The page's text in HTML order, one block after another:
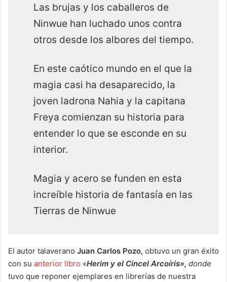
Las brujas y los caballeros de
Ninwue han luchado unos contra
otros desde los albores del tiempo.
En este caótico mundo en el que la
magia casi ha desaparecido, la
joven ladrona Nahia y la capitana
Freya comienzan su historia para
entender lo que se esconde en su
interior.
Magia y acero se funden en esta
increíble historia de fantasía en las
Tierras de Ninwue
El autor talaverano Juan Carlos Pozo, obtuvo un gran éxito
con su anterior libro «Herim y el Cincel Arcoíris», donde
tuvo que reponer ejemplares en librerías de nuestra